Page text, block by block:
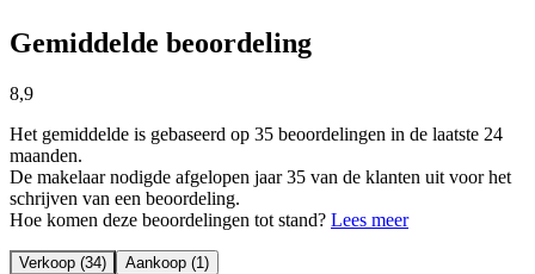
Gemiddelde beoordeling
8,9
Het gemiddelde is gebaseerd op 35 beoordelingen in de laatste 24
maanden.
De makelaar nodigde afgelopen jaar 35 van de klanten uit voor het
schrijven van een beoordeling.
Hoe komen deze beoordelingen tot stand? Lees meer
Verkoop (34) Aankoop (1)